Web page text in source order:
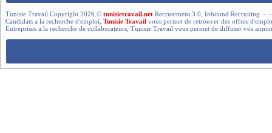
Tunisie Travail Copyright 2026 ©tunisietravail.net Recrutement 3.0, Inbound Recruiting .-
Candidats a la recherche d'emploi,Tunisie Travail vous permet de retrouver des offres
Entreprises a la recherche de collaborateurs, Tunisie Travail vous permet de diffuser vos